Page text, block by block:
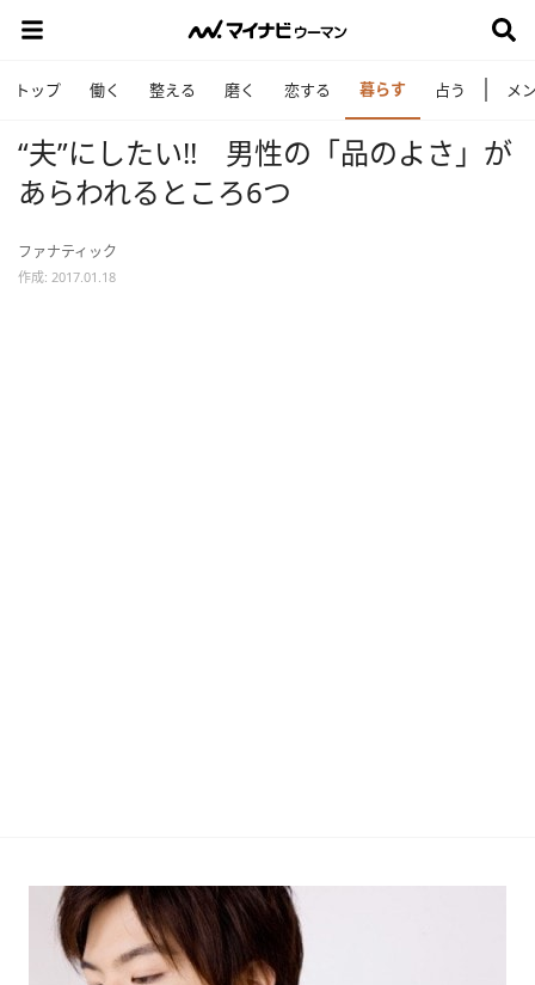
トップ 働く 整える 磨く 恋する 暮らす 占う メ
“夫”にしたい!! 男性の「品のよさ」が
あらわれるところ6つ
ファナティック
作成: 2017.01.18